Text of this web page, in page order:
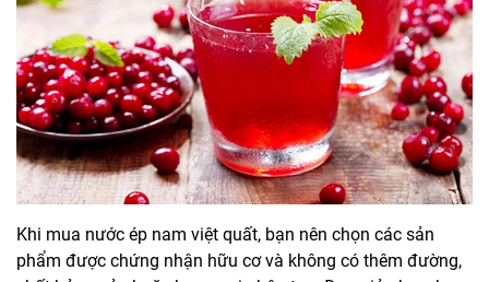
Khi mua nước ép nam việt quất, bạn nên chọn các sản
phẩm được chứng nhận hữu cơ và không có thêm đường,